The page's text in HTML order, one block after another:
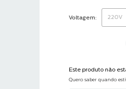
Voltagem 220V
Este produto não
Quero saber quando